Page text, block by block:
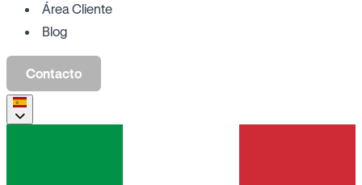
Área Cliente
Blog
Contacto